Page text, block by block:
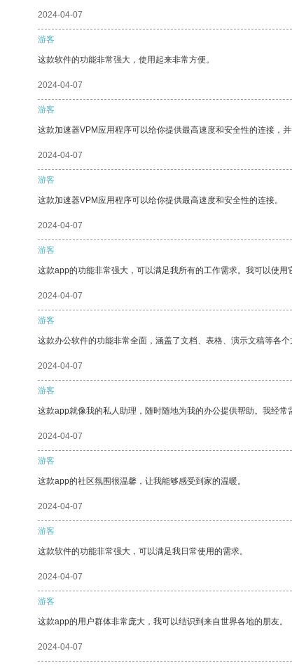
2024-04-07
游客
这款软件的功能非常强大，使用起来非常方便。
2024-04-07
游客
这款加速器VPM应用程序可以给你提供最高速度和安全性的连接，并
2024-04-07
游客
这款加速器VPM应用程序可以给你提供最高速度和安全性的连接。
2024-04-07
游客
这款app的功能非常强大，可以满足我所有的工作需求。我可以使用
2024-04-07
游客
这款办公软件的功能非常全面，涵盖了文档、表格、演示文稿等各
2024-04-07
游客
这款app就像我的私人助理，随时随地为我的办公提供帮助。我经
2024-04-07
游客
这款app的社区氛围很温馨，让我能够感受到家的温暖。
2024-04-07
游客
这款软件的功能非常强大，可以满足我日常使用的需求。
2024-04-07
游客
这款app的用户群体非常庞大，我可以结识到来自世界各地的朋友。
2024-04-07